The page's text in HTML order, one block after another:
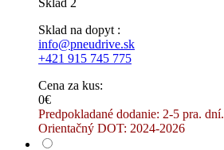
Sklad na dopyt :
info@pneudrive.sk
+421 915 745 775
Cena za kus:
0€
Predpokladané dodanie: 2-5 pra. dní.
Orientačný DOT: 2024-2026